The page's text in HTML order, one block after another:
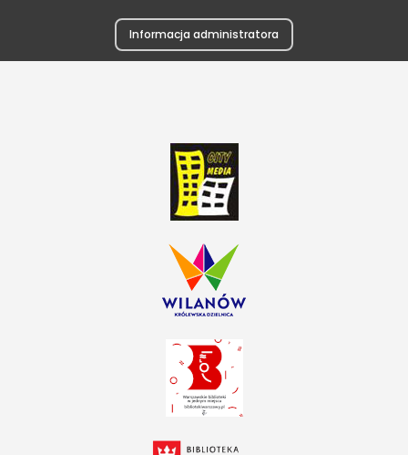
Informacja administratora